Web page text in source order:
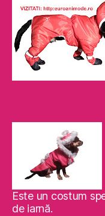
Este un costum
de iarnă.